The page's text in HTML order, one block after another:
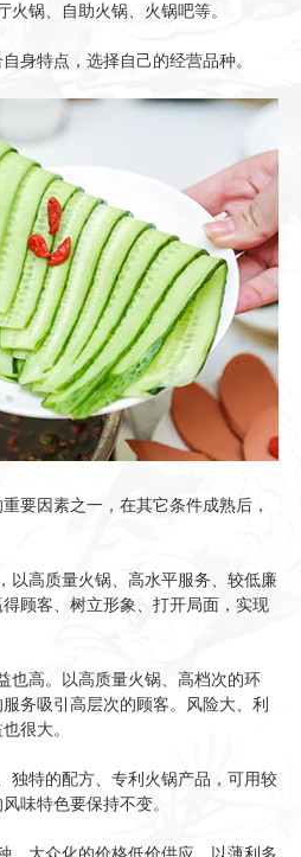
火锅、自助火锅、火锅吧等。
身特点，选择自己的经营品种。
要因素之一，在其它条件成熟后，
以高质量火锅、高水平服务、较低廉
顾客、树立形象、打开局面，实现
也高。以高质量火锅、高档次的环
务吸引高层次的顾客。风险大、利
很大。
独特的配方、专利火锅产品，可用较
味特色要保持不变。